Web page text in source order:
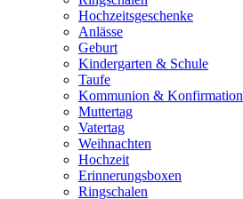
Hochzeitsgeschenke
Anlässe
Geburt
Kindergarten & Schule
Taufe
Kommunion & Konfirmation
Muttertag
Vatertag
Weihnachten
Hochzeit
Erinnerungsboxen
Ringschalen